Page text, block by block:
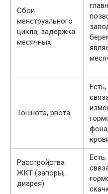
Сбои
менструального
цикла, задержка
месячных
Тошнота, рвота
Расстройства
ЖКТ (запоры,
диарея)